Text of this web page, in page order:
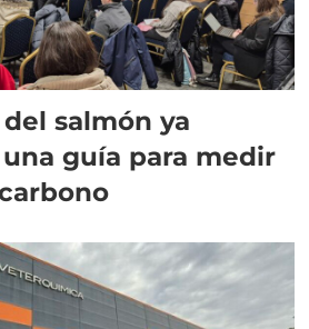
salmón ya
guía para medir